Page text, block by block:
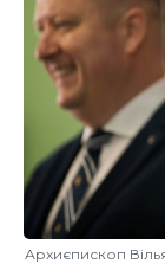
Архиєпископ